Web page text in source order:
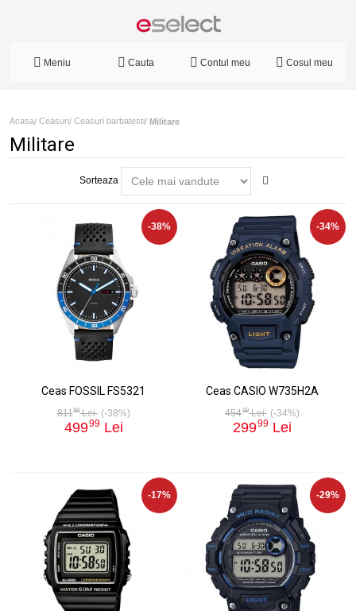
Meniu Cauta Contul meu Cosul meu
Acasa/ Ceasuri/ Ceasuri barbatesti/ Militare
Militare
Sorteaza
-38%
Ceas FOSSIL FS5321
81199Lei (-38%)
49999 Lei
-34%
Ceas CASIO W735H2A
45499Lei (-34%)
29999 Lei
-17% -29%